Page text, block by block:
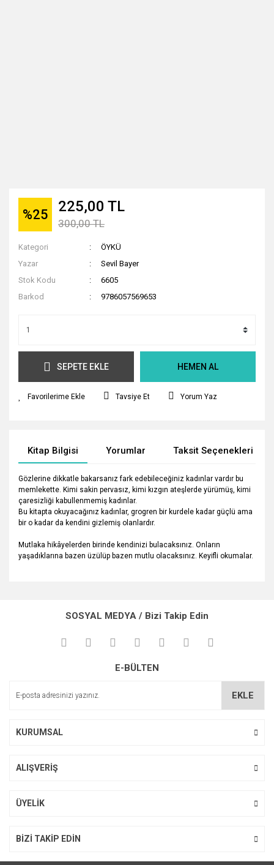
%25 225,00 TL
300,00 TL
Kategori
ÖYKÜ
Yazar
Sevil Bayer
Stok Kodu
6605
Barkod
9786057569653
SEPETE EKLE HEMEN AL
Tavsiye Et Yorum Yaz
Kitap Bilgisi Yorumlar Taksit Seçenekleri
Gözlerine dikkatle bakarsanız fark edebileceğiniz kadınlar vardır bu
memlekette. Kimi sakin pervasız, kimi kızgın ateşlerde yürümüş, kimi
çaresizliği kabullenmemiş kadınlar.
Bu kitapta okuyacağınız kadınlar, grogren bir kurdele kadar güçlü ama
bir o kadar da kendini gizlemiş olanlardır.
Mutlaka hikâyelerden birinde kendinizi bulacaksınız. Onların
yaşadıklarına bazen üzülüp bazen mutlu olacaksınız. Keyifli okumalar.
kullanarak tarafımıza iletebilirsiniz.
Görüş ve önerileriniz için teşekkür ederiz.
Ürün açıklamasında eksik bilgiler bulunuyor.
SOSYAL MEDYA / Bizi Takip Edin
E-BÜLTEN
EKLE
KURUMSAL
ALIŞVERİŞ
ÜYELİK
BİZİ TAKİP EDİN